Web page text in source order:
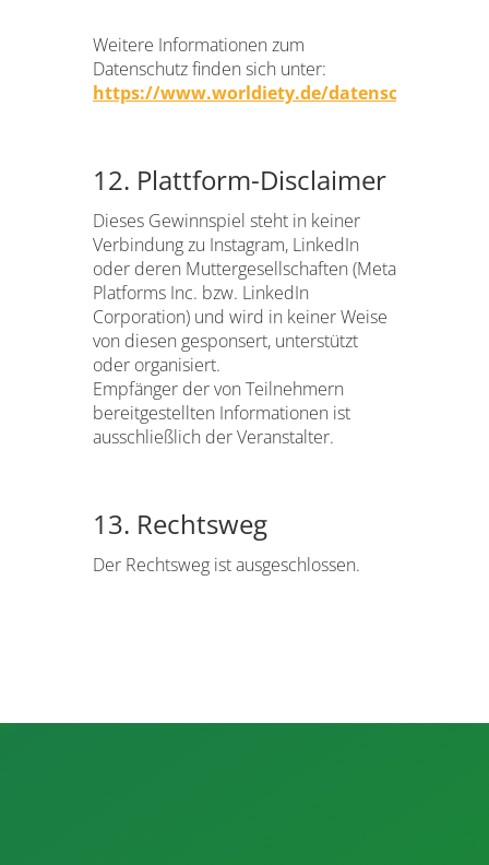
Weitere Informationen zum
Datenschutz finden sich unter:
https://www.worldiety.de/datenschutz
12. Plattform-Disclaimer
Dieses Gewinnspiel steht in keiner
Verbindung zu Instagram, LinkedIn
oder deren Muttergesellschaften (Meta
Platforms Inc. bzw. LinkedIn
Corporation) und wird in keiner Weise
von diesen gesponsert, unterstützt
oder organisiert.
Empfänger der von Teilnehmern
bereitgestellten Informationen ist
ausschließlich der Veranstalter.
13. Rechtsweg
Der Rechtsweg ist ausgeschlossen.